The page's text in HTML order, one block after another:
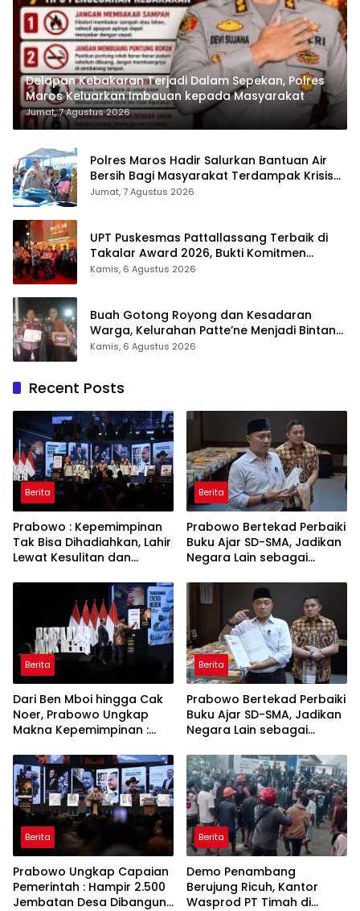
Delapan Kebakaran Terjadi Dalam Sepekan, Polres
Maros Keluarkan Imbauan kepada Masyarakat
Jumat, 7 Agustus 2026
Polres Maros Hadir Salurkan Bantuan Air
Bersih Bagi Masyarakat Terdampak Krisis
Air Bersih Di Maros
Jumat, 7 Agustus 2026
UPT Puskesmas Pattallassang Terbaik di
Takalar Award 2026, Bukti Komitmen
Hadirkan Pelayanan Kesehatan Berkualitas
Kamis, 6 Agustus 2026
Buah Gotong Royong dan Kesadaran
Warga, Kelurahan Patte’ne Menjadi Bintang
Takalar Award 2026
Kamis, 6 Agustus 2026
Recent Posts
Berita
Prabowo : Kepemimpinan
Tak Bisa Dihadiahkan, Lahir
Lewat Kesulitan dan
Berita
Prabowo Bertekad Perbaiki
Buku Ajar SD-SMA, Jadikan
Negara Lain sebagai
Berita
Dari Ben Mboi hingga Cak
Noer, Prabowo Ungkap
Makna Kepemimpinan :
Gunakan Akal Sehat
Berita
Prabowo Bertekad Perbaiki
Buku Ajar SD-SMA, Jadikan
Negara Lain sebagai
Berita
Prabowo Ungkap Capaian
Pemerintah : Hampir 2.500
Jembatan Desa Dibangun,
Berita
Demo Penambang
Berujung Ricuh, Kantor
Wasprod PT Timah di